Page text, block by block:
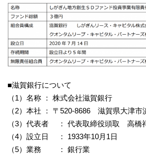
■滋賀銀行について
（1）名称 ： 株式会社滋賀銀行
（2）本社 ： 〒520-8686 滋賀県大津市
（3）代表者 ： 代表取締役頭取 高橋
（4）設立日 ： 1933年10月1日
（5）業務 ： 銀行業